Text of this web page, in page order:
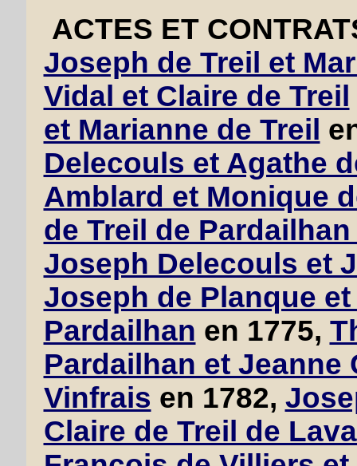
ACTES ET
Joseph de Treil et
Vidal et Claire de Treil
et Marianne de Treil
Delecouls et Agathe
Amblard et Monique
de Treil de
Joseph Delecouls et
Joseph de Planque
Pardailhan en 1775,
Pardailhan et Jeanne
Vinfrais en 1782,
Claire de Treil de